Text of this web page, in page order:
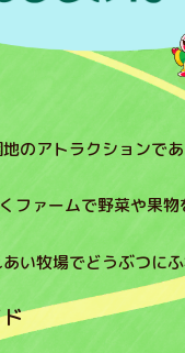
地のアトラクションであ
ファームで野菜や果物
あい牧場でどうぶつにふ